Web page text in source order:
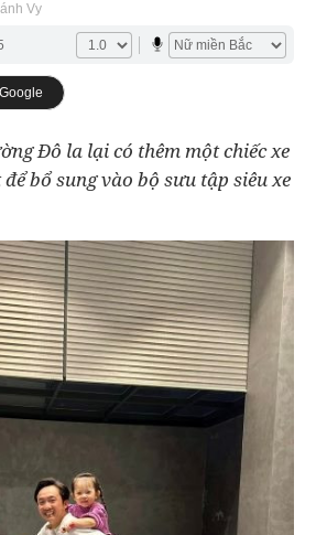
Vy
Đô la lại có thêm một chiếc xe
bổ sung vào bộ sưu tập siêu xe